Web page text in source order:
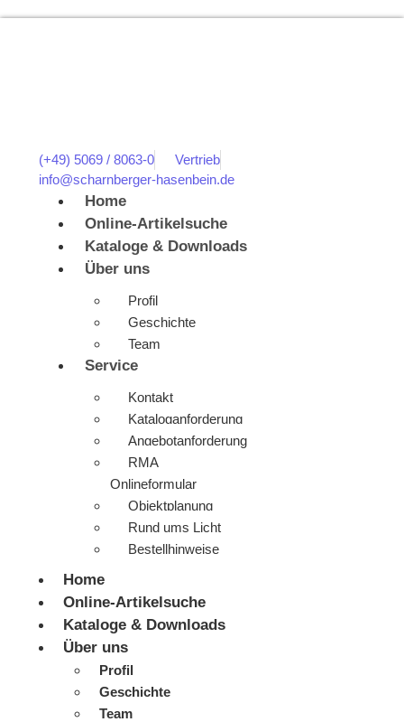
(+49) 5069 / 8063-0
Vertrieb
info@scharnberger-hasenbein.de
Home
Online-Artikelsuche
Kataloge & Downloads
Über uns
Profil
Geschichte
Team
Service
Kontakt
Kataloganforderung
Angebotanforderung
RMA
Onlineformular
Objektplanung
Rund ums Licht
Bestellhinweise
Home
Online-Artikelsuche
Kataloge & Downloads
Über uns
Profil
Geschichte
Team